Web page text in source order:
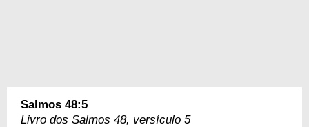
Salmos 48:5
Livro dos Salmos 48, versículo 5